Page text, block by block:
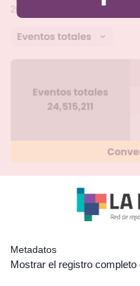
Metadatos
Mostrar el registro completo